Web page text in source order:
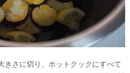
きさに切り、ホットクックにすべて